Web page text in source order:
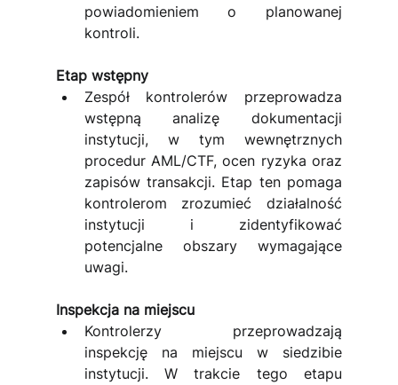
powiadomieniem o planowanej
kontroli.
Etap wstępny
Zespół kontrolerów przeprowadza
wstępną analizę dokumentacji
instytucji, w tym wewnętrznych
procedur AML/CTF, ocen ryzyka oraz
zapisów transakcji. Etap ten pomaga
kontrolerom zrozumieć działalność
instytucji i zidentyfikować
potencjalne obszary wymagające
uwagi.
Inspekcja na miejscu
Kontrolerzy przeprowadzają
inspekcję na miejscu w siedzibie
instytucji. W trakcie tego etapu